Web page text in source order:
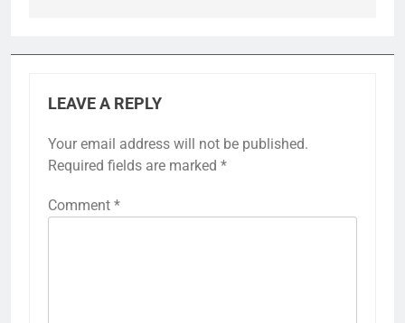
LEAVE A REPLY
Your email address will not be published.
Required fields are marked *
Comment *